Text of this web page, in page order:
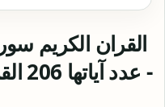
- عدد آياتها 206 القران الكريم